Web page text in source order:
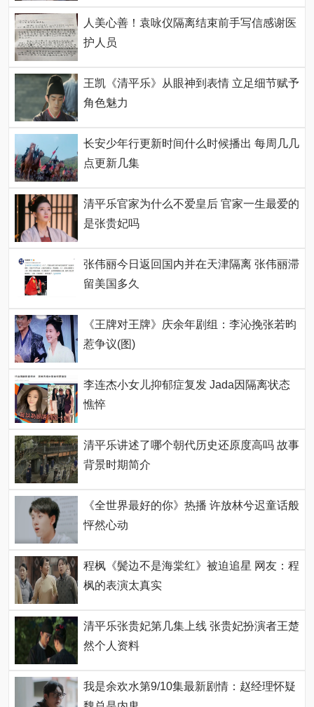
人美心善！袁咏仪隔离结束前手写信感谢医
护人员
王凯《清平乐》从眼神到表情 立足细节赋予
角色魅力
长安少年行更新时间什么时候播出 每周几几
点更新几集
清平乐官家为什么不爱皇后 官家一生最爱的
是张贵妃吗
张伟丽今日返回国内并在天津隔离 张伟丽滞
留美国多久
《王牌对王牌》庆余年剧组：李沁挽张若昀
惹争议(图)
李连杰小女儿抑郁症复发 Jada因隔离状态
憔悴
清平乐讲述了哪个朝代历史还原度高吗 故事
背景时期简介
《全世界最好的你》热播 许放林兮迟童话般
怦然心动
程枫《鬓边不是海棠红》被迫追星 网友：程
枫的表演太真实
清平乐张贵妃第几集上线 张贵妃扮演者王楚
然个人资料
我是余欢水第9/10集最新剧情：赵经理怀疑